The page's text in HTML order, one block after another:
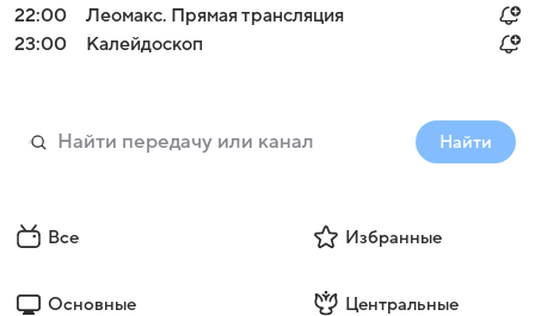
22:00
Леомакс. Прямая трансляция
23:00
Калейдоскоп
Найти
Все Избранные
Основные Центральные